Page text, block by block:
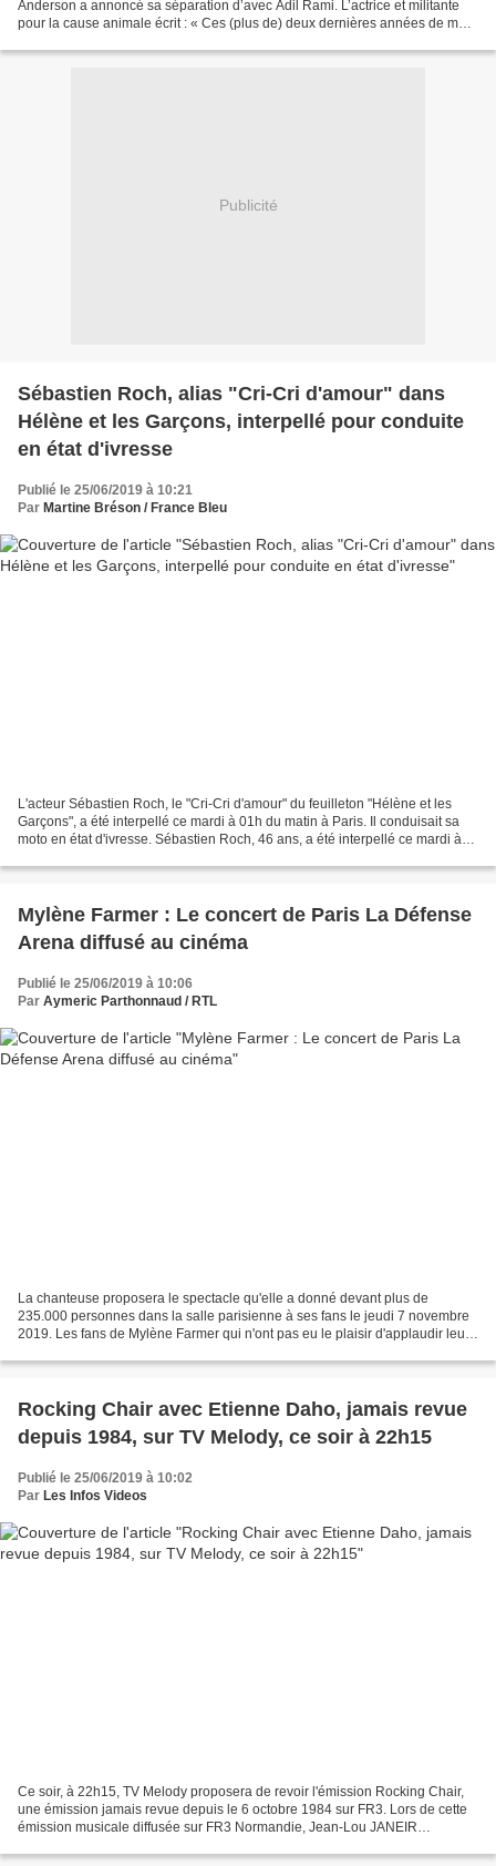
Anderson a annoncé sa séparation d’avec Adil Rami. L’actrice et militante
pour la cause animale écrit : « Ces (plus de) deux dernières années de ma
Publicité
Sébastien Roch, alias "Cri-Cri d'amour" dans
Hélène et les Garçons, interpellé pour conduite
en état d'ivresse
Publié le 25/06/2019 à 10:21
Par Martine Bréson / France Bleu
L'acteur Sébastien Roch, le "Cri-Cri d'amour" du feuilleton "Hélène et les
Garçons", a été interpellé ce mardi à 01h du matin à Paris. Il conduisait sa
moto en état d'ivresse. Sébastien Roch, 46 ans, a été interpellé ce mardi à
Mylène Farmer : Le concert de Paris La Défense
Arena diffusé au cinéma
Publié le 25/06/2019 à 10:06
Par Aymeric Parthonnaud / RTL
La chanteuse proposera le spectacle qu'elle a donné devant plus de
235.000 personnes dans la salle parisienne à ses fans le jeudi 7 novembre
2019. Les fans de Mylène Farmer qui n'ont pas eu le plaisir d'applaudir leur
Rocking Chair avec Etienne Daho, jamais revue
depuis 1984, sur TV Melody, ce soir à 22h15
Publié le 25/06/2019 à 10:02
Par Les Infos Videos
Ce soir, à 22h15, TV Melody proposera de revoir l'émission Rocking Chair,
une émission jamais revue depuis le 6 octobre 1984 sur FR3. Lors de cette
émission musicale diffusée sur FR3 Normandie, Jean-Lou JANEIR